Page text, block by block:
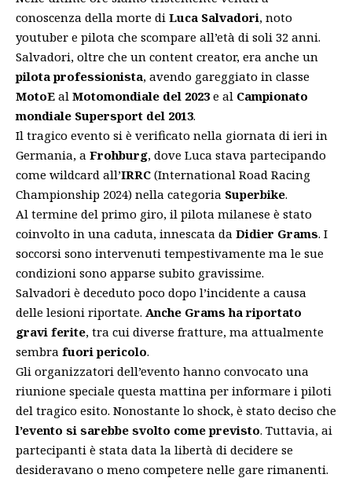
conoscenza della morte di Luca Salvadori, noto
youtuber e pilota che scompare all’età di soli 32 anni.
Salvadori, oltre che un content creator, era anche un
pilota professionista, avendo gareggiato in classe
MotoE al Motomondiale del 2023 e al Campionato
mondiale Supersport del 2013.
Il tragico evento si è verificato nella giornata di ieri in
Germania, a Frohburg, dove Luca stava partecipando
come wildcard all’IRRC (International Road Racing
Championship 2024) nella categoria Superbike.
Al termine del primo giro, il pilota milanese è stato
coinvolto in una caduta, innescata da Didier Grams. I
soccorsi sono intervenuti tempestivamente ma le sue
condizioni sono apparse subito gravissime.
Salvadori è deceduto poco dopo l’incidente a causa
delle lesioni riportate. Anche Grams ha riportato
gravi ferite, tra cui diverse fratture, ma attualmente
sembra fuori pericolo.
Gli organizzatori dell’evento hanno convocato una
riunione speciale questa mattina per informare i piloti
del tragico esito. Nonostante lo shock, è stato deciso che
l’evento si sarebbe svolto come previsto. Tuttavia, ai
partecipanti è stata data la libertà di decidere se
desideravano o meno competere nelle gare rimanenti.